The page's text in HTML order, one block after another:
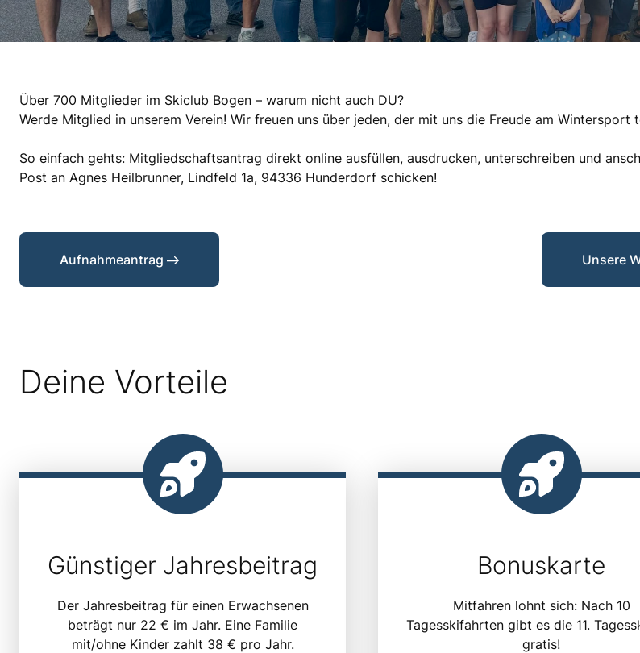
Über 700 Mitglieder im Skiclub Bogen – warum nicht auch DU?
Werde Mitglied in unserem Verein! Wir freuen uns über jeden, der mit uns die Freude am
So einfach gehts: Mitgliedschaftsantrag direkt online ausfüllen, ausdrucken, unterschreiben und
Post an Agnes Heilbrunner, Lindfeld 1a, 94336 Hunderdorf schicken!
Aufnahmeantrag Unsere
Deine Vorteile
Günstiger Jahresbeitrag
Der Jahresbeitrag für einen Erwachsenen
beträgt nur 22 € im Jahr. Eine Familie
mit/ohne Kinder zahlt 38 € pro Jahr.
Bonuskarte
Mitfahren lohnt sich: Nach 10
Tagesskifahrten gibt es die 11.
gratis!